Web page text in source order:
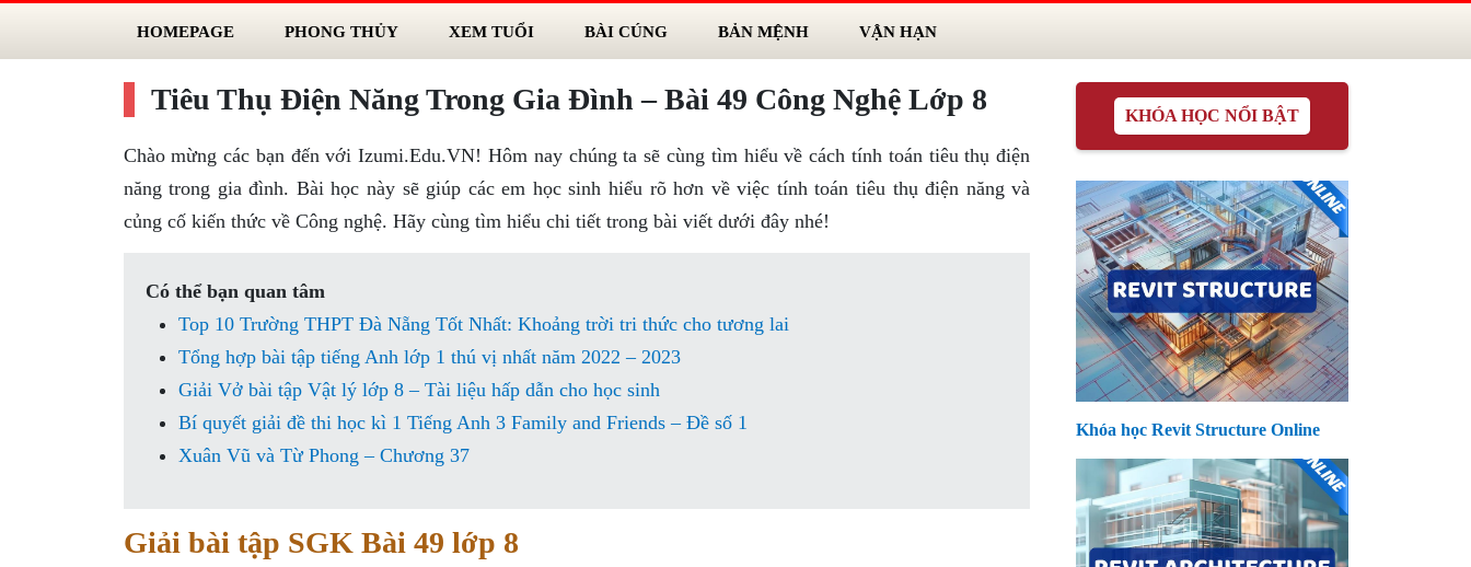
HOMEPAGE PHONG THỦY XEM TUỔI BÀI CÚNG BẢN MỆNH VẬN HẠN
Tiêu Thụ Điện Năng Trong Gia Đình – Bài 49 Công Nghệ Lớp 8
Chào mừng các bạn đến với Izumi.Edu.VN! Hôm nay chúng ta sẽ cùng tìm hiểu về cách tính toán tiêu thụ điện
năng trong gia đình. Bài học này sẽ giúp các em học sinh hiểu rõ hơn về việc tính toán tiêu thụ điện năng và
củng cố kiến thức về Công nghệ. Hãy cùng tìm hiểu chi tiết trong bài viết dưới đây nhé!
Có thể bạn quan tâm
Top 10 Trường THPT Đà Nẵng Tốt Nhất: Khoảng trời tri thức cho tương lai
Tổng hợp bài tập tiếng Anh lớp 1 thú vị nhất năm 2022 – 2023
Giải Vở bài tập Vật lý lớp 8 – Tài liệu hấp dẫn cho học sinh
Bí quyết giải đề thi học kì 1 Tiếng Anh 3 Family and Friends – Đề số 1
Xuân Vũ và Từ Phong – Chương 37
Giải bài tập SGK Bài 49 lớp 8
KHÓA HỌC NỔI BẬT
Khóa học Revit Structure Online